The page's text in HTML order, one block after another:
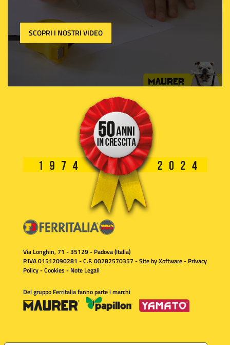
SCOPRI I NOSTRI VIDEO
Via Longhin, 71 - 35129 - Padova (Italia)
P.IVA 01512090281 - C.F. 00282570357 - Site byXoftware- Privacy
Policy-Cookies- Note Legali
Del gruppo Ferritalia fanno parte i marchi